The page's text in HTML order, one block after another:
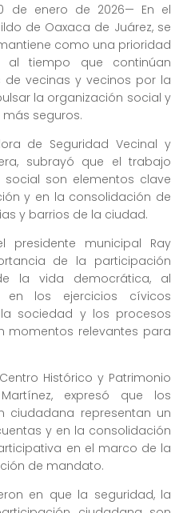
de enero de 2026— En el
de Oaxaca de Juárez, se
como una prioridad
tiempo que continúan
vecinas y vecinos por la
la organización social y
seguros.
de Seguridad Vecinal y
subrayó que el trabajo
son elementos clave
y en la consolidación de
y barrios de la ciudad.
presidente municipal Ray
de la participación
la vida democrática, al
en los ejercicios cívicos
sociedad y los procesos
momentos relevantes para
Histórico y Patrimonio
expresó que los
ciudadana representan un
y en la consolidación
en el marco de la
de mandato.
en que la seguridad, la